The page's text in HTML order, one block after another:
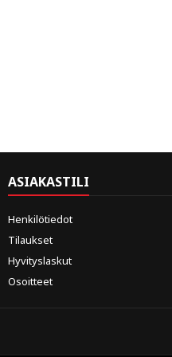
ASIAKASTILI
Henkilötiedot
Tilaukset
Hyvityslaskut
Osoitteet